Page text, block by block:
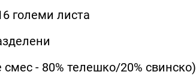
големи листа
- 80% телешко/20% свинско)